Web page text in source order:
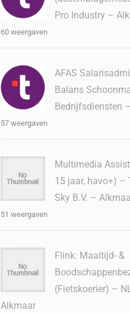
Pro Industry –
60 weergaven
AFAS
Balans
Bedrijfsdiensten
57 weergaven
Multimedia
15 jaar, havo+) –
Sky B.V. –
51 weergaven
Flink: Maaltijd- &
(Fietskoerier) –
Alkmaar